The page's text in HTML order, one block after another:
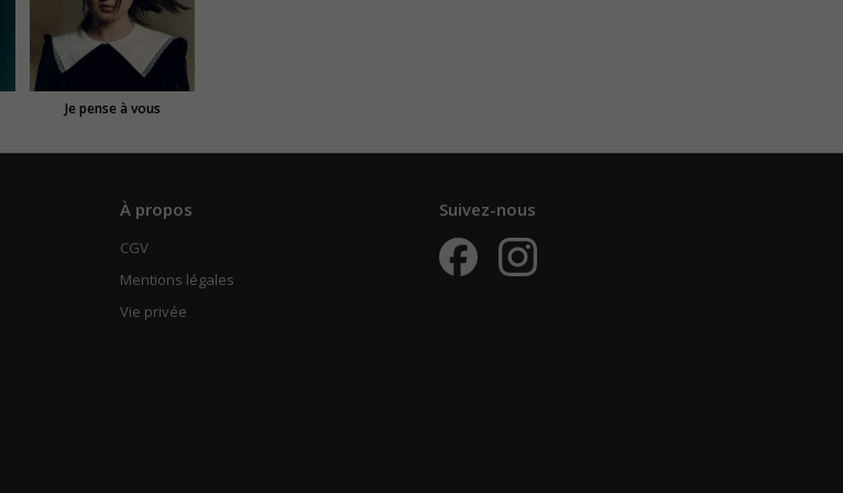
Je pense à vous
À propos
CGV
Mentions légales
Vie privée
Suivez-nous